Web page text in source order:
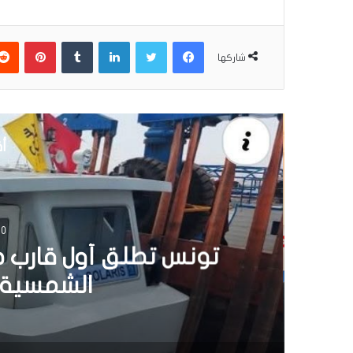
شاركها
فيسبوكتويتر لينكدإن
30
تونس تطلق أول قارب